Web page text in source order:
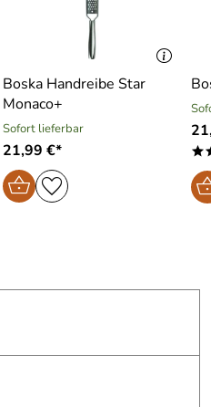
Boska Handreibe Star
Monaco+
Sofort lieferbar
21,99 €*